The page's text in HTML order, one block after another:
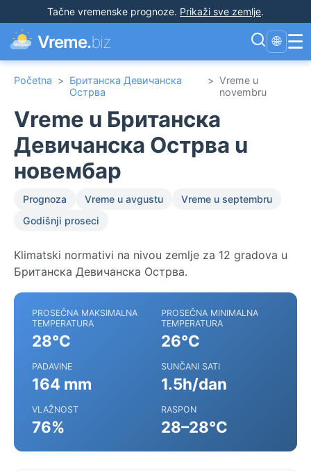
Tačne vremenske prognoze. Prikaži sve zemlje.
Vreme.biz 🌐 ☰
Početna > Британска Девичанска
Острва
> Vreme u
novembru
Vreme u Британска
Девичанска Острва u
новембар
Prognoza Vreme u avgustu
Vreme u septembru
Godišnji proseci
Klimatski normativi na nivou zemlje za 12 gradova u
Британска Девичанска Острва.
PROSEČNA MAKSIMALNA
TEMPERATURA
28°C
PROSEČNA MINIMALNA
TEMPERATURA
26°C
PADAVINE
164 mm
SUNČANI SATI
1.5h/dan
VLAŽNOST
76%
RASPON
28–28°C